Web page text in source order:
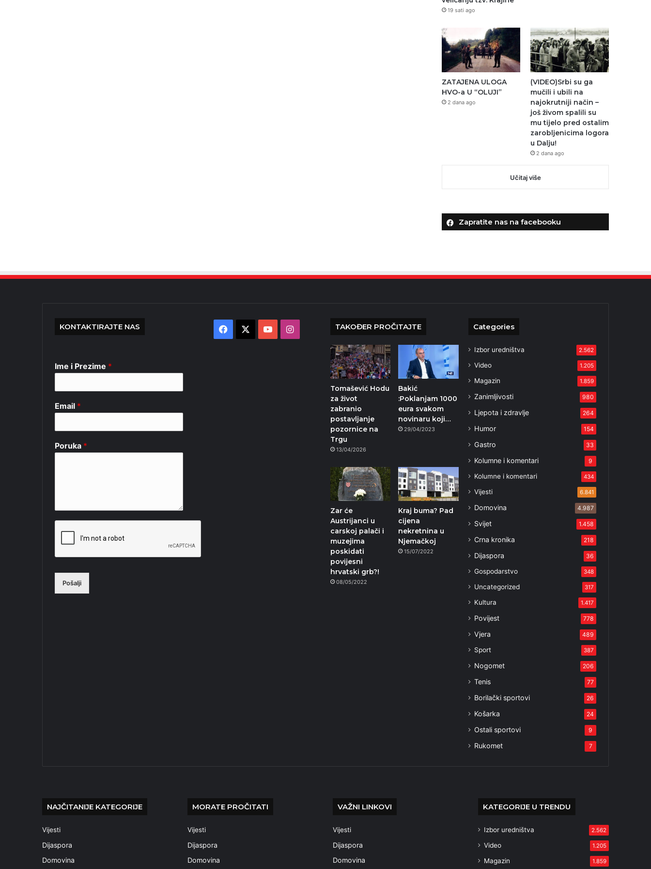
19 sati ago
ZATAJENA ULOGA
HVO-a U “OLUJI”
2 dana ago
(VIDEO)Srbi su ga
mučili i ubili na
najokrutniji način –
još živom spalili su
mu tijelo pred ostalim
zarobljenicima logora
u Dalju!
2 dana ago
Učitaj više
Zapratite nas na facebooku
KONTAKTIRAJTE NAS
Ime i Prezime *
Email *
Poruka *
Pošalji
Facebook YouTubeInstagram TAKOĐER PROČITAJTE
Tomašević Hodu
za život
zabranio
postavljanje
pozornice na
Trgu
13/04/2026
Bakić
:Poklanjam 1000
eura svakom
novinaru koji…
29/04/2023
Zar će
Austrijanci u
carskoj palači i
muzejima
poskidati
povijesni
hrvatski grb?!
08/05/2022
Kraj buma? Pad
cijena
nekretnina u
Njemačkoj
15/07/2022
Categories
Izbor uredništva 2.562
Video 1.205
Magazin 1.859
Zanimljivosti 980
Ljepota i zdravlje 264
Humor 154
Gastro 33
Kolumne i komentari 9
Kolumne i komentari 434
Vijesti 6.841
Domovina 4.987
Svijet 1.458
Crna kronika 218
Dijaspora 36
Gospodarstvo 348
Uncategorized 317
Kultura 1.417
Povijest 778
Vjera 489
Sport 387
Nogomet 206
Tenis 77
Borilački sportovi 26
Košarka 24
Ostali sportovi 9
Rukomet 7
NAJČITANIJE KATEGORIJE
Vijesti
Dijaspora
Domovina
MORATE PROČITATI
Vijesti
Dijaspora
Domovina
VAŽNI LINKOVI
Vijesti
Dijaspora
Domovina
KATEGORIJE U TRENDU
Izbor uredništva 2.562
Video 1.205
Magazin 1.859